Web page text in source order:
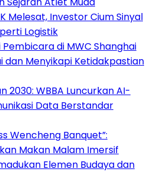
Melesat, Investor Cium Sinyal
Logistik
Pembicara di MWC Shanghai
dan Menyikapi Ketidakpastian
2030: WBBA Luncurkan AI-
Data Berstandar
Wencheng Banquet”:
Makan Malam Imersif
Elemen Budaya dan